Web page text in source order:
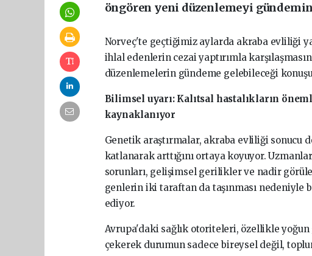
öngören yeni düzenlemeyi
Norveç'te geçtiğimiz aylarda akraba evliliği
ihlal edenlerin cezai yaptırımla
düzenlemelerin gündeme gelebileceği
Bilimsel uyarı: Kalıtsal hastalıkların
kaynaklanıyor
Genetik araştırmalar, akraba evliliği sonucu
katlanarak arttığını ortaya koyuyor.
sorunları, gelişimsel gerilikler ve nadir
genlerin iki taraftan da taşınması nedeniyle
ediyor.
Avrupa'daki sağlık otoriteleri, özellikle
çekerek durumun sadece bireysel değil,